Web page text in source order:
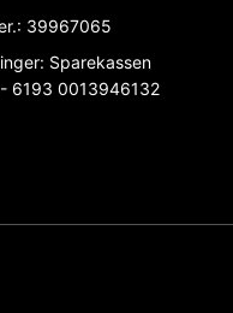
: 39967065
: Sparekassen
6193 0013946132